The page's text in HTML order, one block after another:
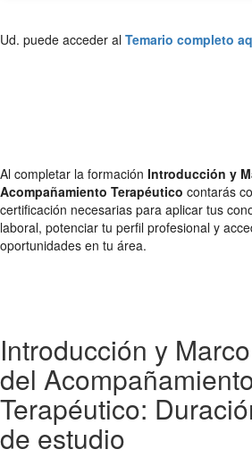
Ud. puede acceder al Temario completo
Al completar la formación Introducción y
Acompañamiento Terapéutico contarás
certificación necesarias para aplicar tus
laboral, potenciar tu perfil profesional y
oportunidades en tu área.
Introducción y
del
Terapéutico:
de estudio